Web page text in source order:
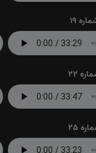
19
22
25